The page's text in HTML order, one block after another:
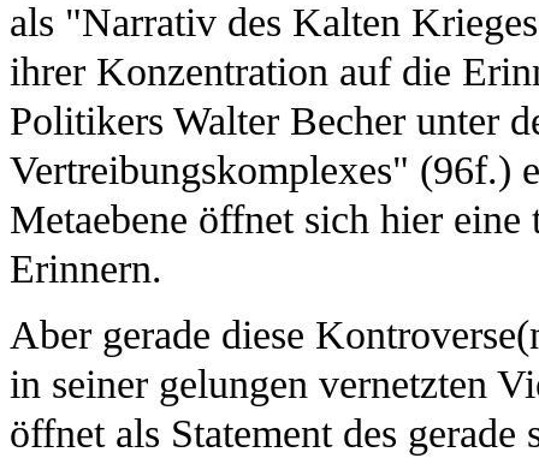
als "Narrativ des Kalten
ihrer Konzentration auf die
Politikers Walter Becher unter
Vertreibungskomplexes" (96f.)
Metaebene öffnet sich hier
Erinnern.
Aber gerade diese
in seiner gelungen vernetzten
öffnet als Statement des